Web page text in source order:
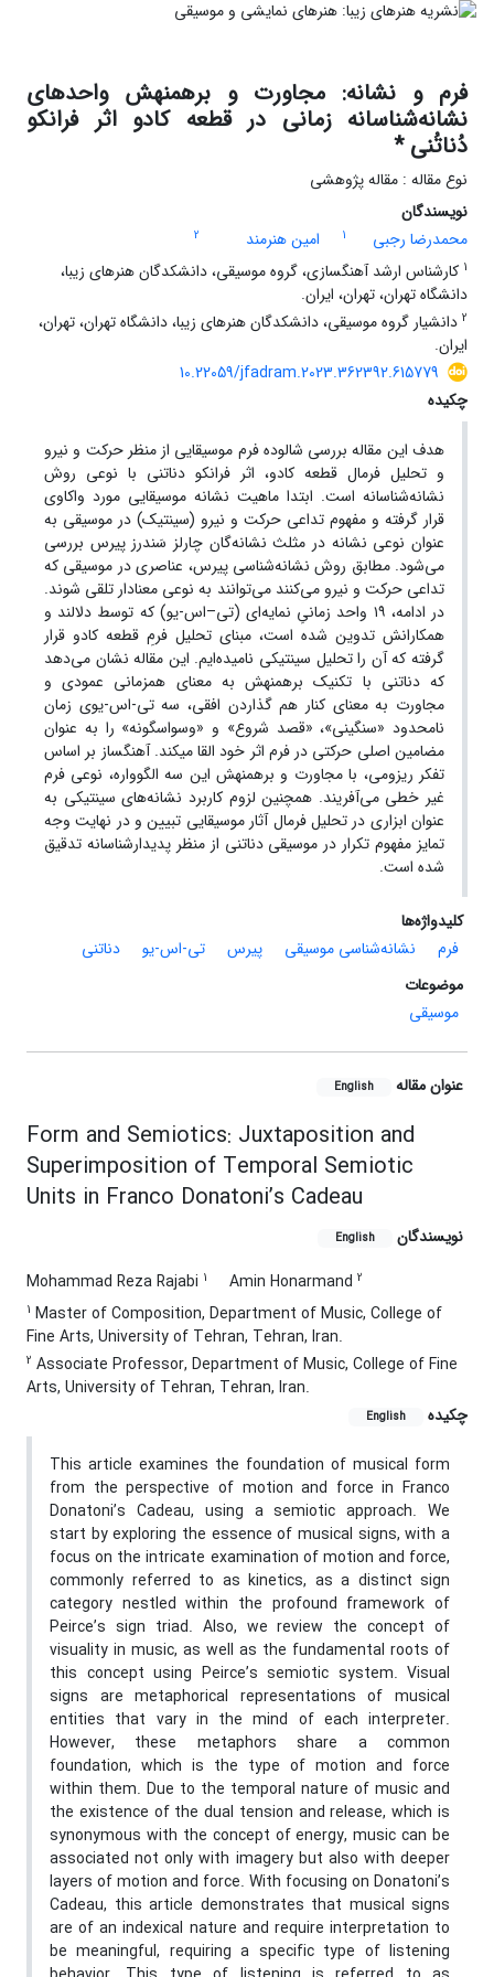
فرم و نشانه: مجاورت و برهمنهش واحدهای
نشانه‌شناسانه زمانی در قطعه کادو اثر فرانکو
دُناتُنی *
نوع مقاله : مقاله پژوهشی
نویسندگان
محمدرضا رجبی
1 امین هنرمند
2
1 کارشناس ارشد آهنگسازی، گروه موسیقی، دانشکدگان هنرهای زیبا،
دانشگاه تهران، تهران، ایران.
2 دانشیار گروه موسیقی، دانشکدگان هنرهای زیبا، دانشگاه تهران، تهران،
ایران.
10.22059/jfadram.2023.362392.615779
چکیده
هدف این مقاله بررسی شالوده فرم موسیقایی از منظر حرکت و نیرو
و تحلیل فرمال قطعه کادو، اثر فرانکو دناتنی با نوعی روش‌
نشانه‌شناسانه است. ابتدا ماهیت نشانه موسیقایی مورد واکاوی
قرار گرفته و مفهوم تداعی حرکت و نیرو (سینتیک) در موسیقی به
عنوان نوعی نشانه در مثلث نشانه‌گان چارلز سَندرز پیرس بررسی
می‌شود. مطابق روش نشانه‌شناسی پیرس، عناصری در موسیقی که
تداعی حرکت و نیرو می‌کنند می‌توانند به نوعی معنادار تلقی شوند.
در ادامه، ۱۹ واحد زمانیِ نمایه‌ای (تی–اس-یو) که توسط دلالند و
همکارانش تدوین شده است، مبنای تحلیل فرمِ قطعه کادو قرار
گرفته که آن را تحلیل سینتیکی نامیده‌ایم. این مقاله نشان می‌دهد
که دناتنی با تکنیک برهمنهش به معنای همزمانی عمودی و
مجاورت به معنای کنار هم گذاردن افقی، سه تی-اس-یوی زمان
نامحدود «سنگینی»، «قصد شروع» و «وسواسگونه» را به عنوان
مضامین اصلی حرکتی در فرم اثر خود القا می­کند. آهنگساز بر اساس
تفکر ریزومی، با مجاورت و برهمنهش این سه الگوواره، نوعی فرم
غیر خطی می‌آفریند. همچنین لزوم کاربرد نشانه‌های سینتیکی به
عنوان ابزاری در تحلیل فرمال آثار موسیقایی تبیین و در نهایت وجه
تمایز مفهوم تکرار در موسیقی دناتنی از منظر پدیدارشناسانه تدقیق
شده است.
کلیدواژه‌ها
فرم
نشانه‌شناسی موسیقی پیرس تی-اس-یو
دناتنی
موضوعات
موسیقی
عنوان مقاله English
Form and Semiotics: Juxtaposition and
Superimposition of Temporal Semiotic
Units in Franco Donatoni’s Cadeau
نویسندگان English
Mohammad Reza Rajabi 1 Amin Honarmand 2
1 Master of Composition, Department of Music, College of
Fine Arts, University of Tehran, Tehran, Iran.
2 Associate Professor, Department of Music, College of Fine
Arts, University of Tehran, Tehran, Iran.
چکیده
English
This article examines the foundation of musical form
from the perspective of motion and force in Franco
Donatoni’s Cadeau, using a semiotic approach. We
start by exploring the essence of musical signs, with a
focus on the intricate examination of motion and force,
commonly referred to as kinetics, as a distinct sign
category nestled within the profound framework of
Peirce’s sign triad. Also, we review the concept of
visuality in music, as well as the fundamental roots of
this concept using Peirce’s semiotic system. Visual
signs are metaphorical representations of musical
entities that vary in the mind of each interpreter.
However, these metaphors share a common
foundation, which is the type of motion and force
within them. Due to the temporal nature of music and
the existence of the dual tension and release, which is
synonymous with the concept of energy, music can be
associated not only with imagery but also with deeper
layers of motion and force. With focusing on Donatoni’s
Cadeau, this article demonstrates that musical signs
are of an indexical nature and require interpretation to
be meaningful, requiring a specific type of listening